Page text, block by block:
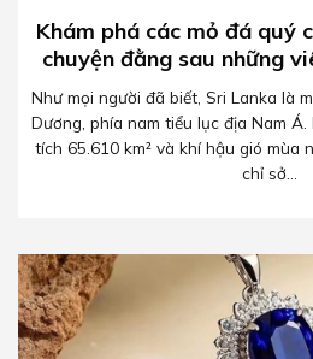
Khám phá các mỏ đá quý
chuyện đằng sau những
Như mọi người đã biết, Sri Lanka là
Dương, phía nam tiểu lục địa Nam
tích 65.610 km² và khí hậu gió mùa
chỉ sở...